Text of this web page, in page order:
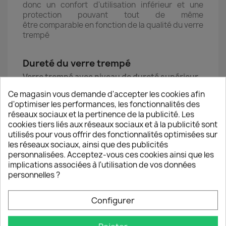
donc un confort d'utilisation inférieur et une
protection pouvant tout de même
être comparable en fonction de la qualité du verre
trempé
Dureté du verre trempé
Verre trempé avec niveau de dureté supérieur
une absorption de chocs optimale
Note = 1565 BHN selon l’échelle de Brinell, qui
caractérise la dureté de surface des matériaux
(note comparable à la dureté de surface de
l'acier)
🛡️Une résistance maximum contre les rayures
Note = 9H sur échelle de Mohs (notation de 1 à
10)
Contenu de la Boîte
🛡️1 vitre en verre trempé HQ
🛡️1 lingette dépoussiérante
Ce magasin vous demande d'accepter les cookies afin
d'optimiser les performances, les fonctionnalités des
réseaux sociaux et la pertinence de la publicité. Les
cookies tiers liés aux réseaux sociaux et à la publicité sont
utilisés pour vous offrir des fonctionnalités optimisées sur
les réseaux sociaux, ainsi que des publicités
personnalisées. Acceptez-vous ces cookies ainsi que les
implications associées à l'utilisation de vos données
personnelles ?
Configurer